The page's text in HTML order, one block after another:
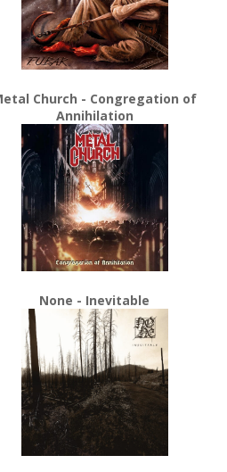
Church - Congregation of
Annihilation
None - Inevitable